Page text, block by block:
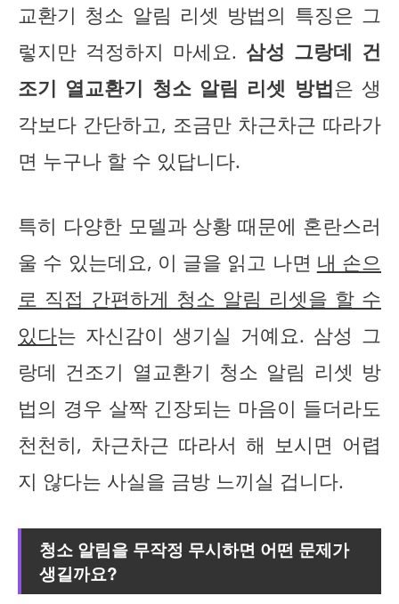
교환기 청소 알림 리셋 방법의 특징은 그
렇지만 걱정하지 마세요. 삼성 그랑데 건
조기 열교환기 청소 알림 리셋 방법은 생
각보다 간단하고, 조금만 차근차근 따라가
면 누구나 할 수 있답니다.
특히 다양한 모델과 상황 때문에 혼란스러
울 수 있는데요, 이 글을 읽고 나면 내 손으
로 직접 간편하게 청소 알림 리셋을 할 수
있다는 자신감이 생기실 거예요. 삼성 그
랑데 건조기 열교환기 청소 알림 리셋 방
법의 경우 살짝 긴장되는 마음이 들더라도
천천히, 차근차근 따라서 해 보시면 어렵
지 않다는 사실을 금방 느끼실 겁니다.
청소 알림을 무작정 무시하면 어떤 문제가
생길까요?